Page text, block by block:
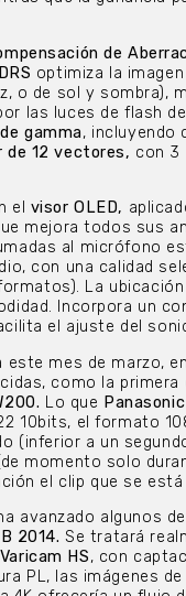
de
optimiza la
o de sol y sombra),
las luces de flash
gamma, incluyendo
de 12 vectores, con 3
el visor OLED,
mejora todos sus
al micrófono
con una calidad
La
Incorpora un
el ajuste del
este mes de marzo,
como la
Lo que Panasonic
10bits, el formato
(inferior a un
momento solo
el clip que se está
avanzado algunos
2014.Se tratará
Varicam HS, con
PL, las imágenes